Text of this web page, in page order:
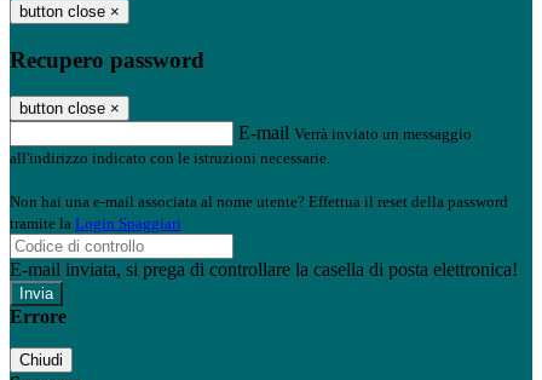
button close ×
Recupero password
button close ×
E-mail Verrà inviato un messaggio
all'indirizzo indicato con le istruzioni necessarie.
Non hai una e-mail associata al nome utente? Effettua il reset della password
tramite la Login Spaggiari
E-mail inviata, si prega di controllare la casella di posta elettronica!
Errore
Chiudi